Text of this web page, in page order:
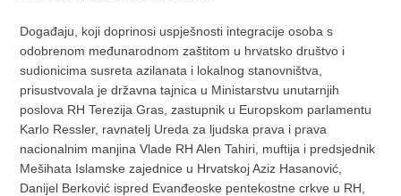
Događaju, koji doprinosi uspješnosti integracije osoba s
odobrenom međunarodnom zaštitom u hrvatsko društvo i
sudionicima susreta azilanata i lokalnog stanovništva,
prisustvovala je državna tajnica u Ministarstvu unutarnjih
poslova RH Terezija Gras, zastupnik u Europskom parlamentu
Karlo Ressler, ravnatelj Ureda za ljudska prava i prava
nacionalnim manjina Vlade RH Alen Tahiri, muftija i predsjednik
Mešihata Islamske zajednice u Hrvatskoj Aziz Hasanović,
Danijel Berković ispred Evanđeoske pentekostne crkve u RH,